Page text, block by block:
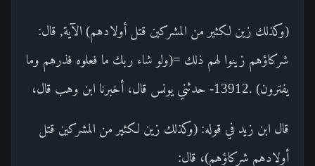
(وكذلك زين لكثير من المشركين قتل أولادهم) الآية, قال:
شركاؤهم زينوا لهم ذلك =(ولو شاء ربك ما فعلوه فذرهم وما
يفترون) .13912- حدثني يونس قال، أخبرنا ابن وهب قال،
قال ابن زيد في قوله: (وكذلك زين لكثير من المشركين قتل
أولادهم شركاؤهم)، قال: